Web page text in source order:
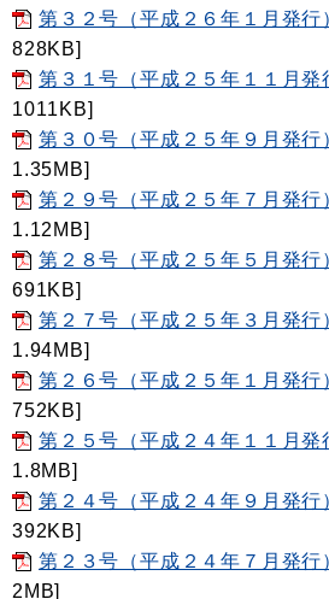
第３２号（平成２６年１月発行
828KB]
第３１号（平成２５年１１月発
1011KB]
第３０号（平成２５年９月発行
1.35MB]
第２９号（平成２５年７月発行
1.12MB]
第２８号（平成２５年５月発行
691KB]
第２７号（平成２５年３月発行
1.94MB]
第２６号（平成２５年１月発行
752KB]
第２５号（平成２４年１１月発
1.8MB]
第２４号（平成２４年９月発行
392KB]
第２３号（平成２４年７月発行
2MB]